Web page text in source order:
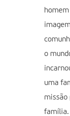
o
uma
missão
família.